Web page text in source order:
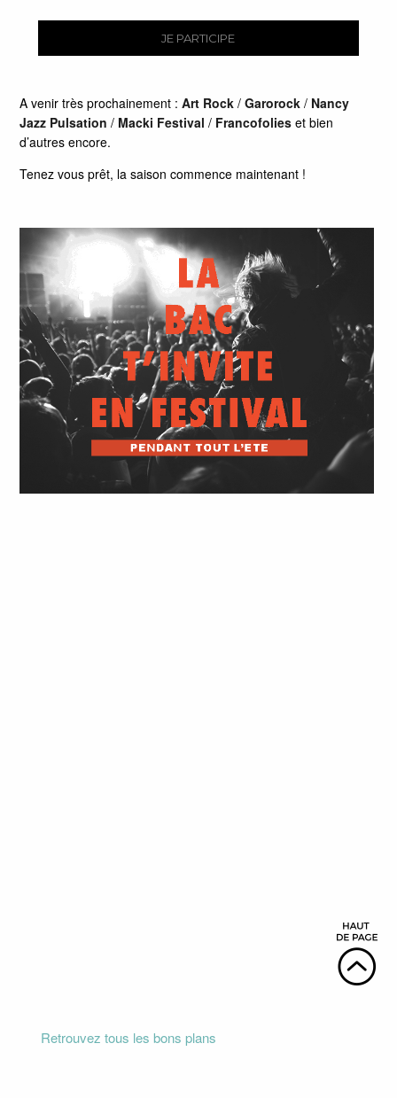
A venir très prochainement :Art Rock /Garorock / Nancy
Jazz Pulsation / Macki Festival / Francofolies et bien
d’autres encore.
Tenez vous prêt, la saison commence maintenant !
Retrouvez tous les bons plans